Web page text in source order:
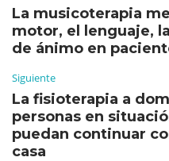
La musicoterapia
motor, el lenguaje,
de ánimo en
Siguiente
La fisioterapia a
personas en
puedan continuar
casa